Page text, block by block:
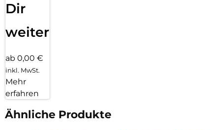
Dir
weiter
ab 0,00 €
inkl. MwSt.
Mehr
erfahren
Ähnliche Produkte